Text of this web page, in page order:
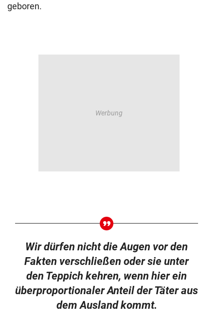
geboren.
Wir dürfen nicht die Augen vor den
Fakten verschließen oder sie unter
den Teppich kehren, wenn hier ein
überproportionaler Anteil der Täter aus
dem Ausland kommt.